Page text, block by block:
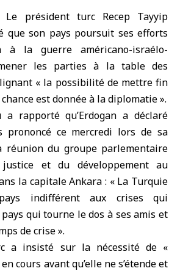
Le président turcRecep Tayyip
que son pays poursuit ses efforts
la guerre américano-israélo-
les parties à la table des
« la possibilité de mettre fin
est donnée à la diplomatie ».
a rapporté qu’Erdogan a déclaré
prononcé ce mercredi lors de sa
réunion du groupe parlementaire
et du développement au
la capitaleAnkara: « La Turquie
indifférent aux crises qui
qui tourne le dos à ses amis et
de crise ».
a insisté sur la nécessité de «
cours avant qu’elle ne s’étende et